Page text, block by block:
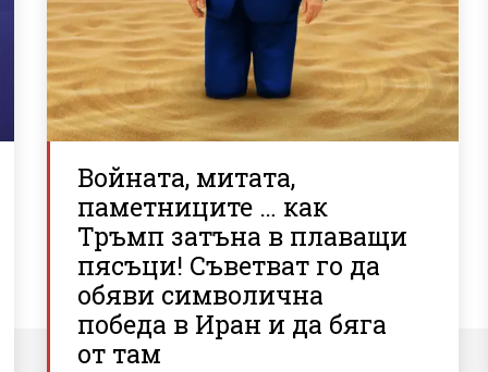
Войната, митата,
паметниците … как
Тръмп затъна в плаващи
пясъци! Съветват го да
обяви символична
победа в Иран и да бяга
от там